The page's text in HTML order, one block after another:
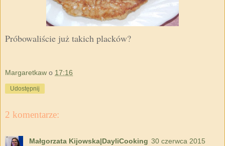
Próbowaliście już takich placków?
Margaretkaw o 17:16
Udostępnij
2 komentarze:
Małgorzata Kijowska|DayliCooking 30 czerwca 2015